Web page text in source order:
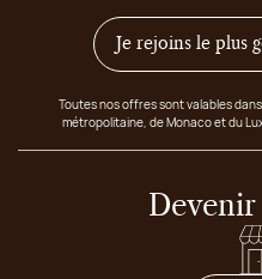
Je rejoins le plus
Toutes nos offres sont valables
métropolitaine, de Monaco et du